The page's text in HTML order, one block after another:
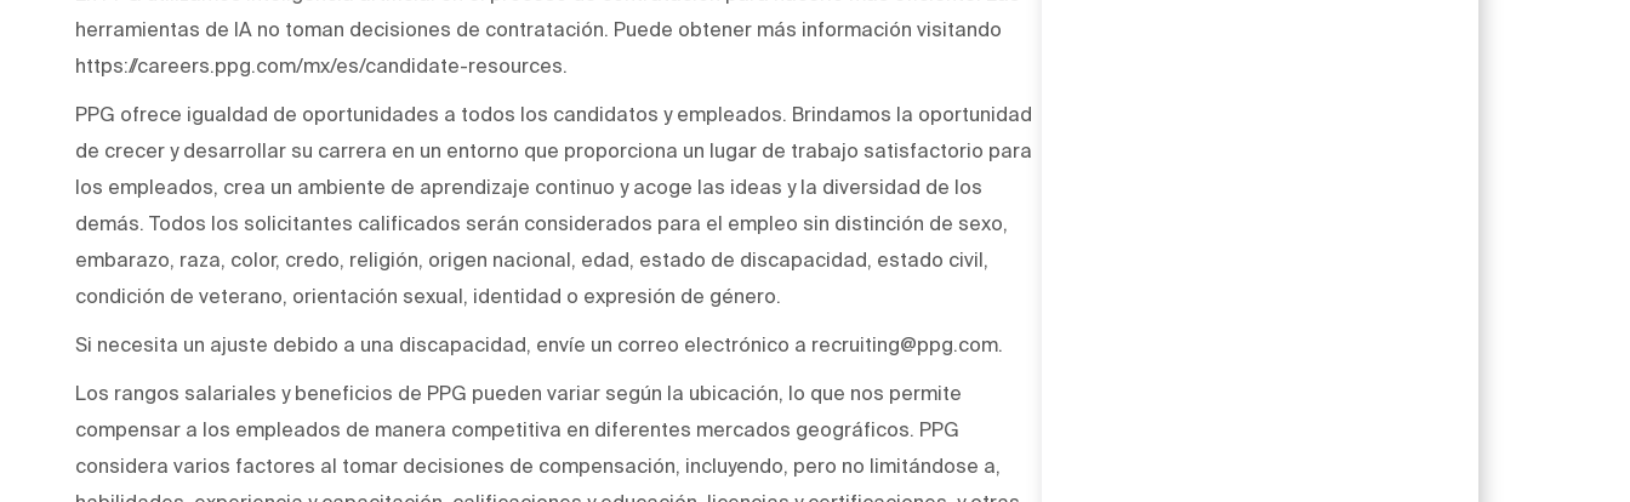
herramientas de IA no toman decisiones de contratación. Puede obtener más información visitando
https://careers.ppg.com/mx/es/candidate-resources.
PPG ofrece igualdad de oportunidades a todos los candidatos y empleados. Brindamos la oportunidad
de crecer y desarrollar su carrera en un entorno que proporciona un lugar de trabajo satisfactorio para
los empleados, crea un ambiente de aprendizaje continuo y acoge las ideas y la diversidad de los
demás. Todos los solicitantes calificados serán considerados para el empleo sin distinción de sexo,
embarazo, raza, color, credo, religión, origen nacional, edad, estado de discapacidad, estado civil,
condición de veterano, orientación sexual, identidad o expresión de género.
Si necesita un ajuste debido a una discapacidad, envíe un correo electrónico a recruiting@ppg.com.
Los rangos salariales y beneficios de PPG pueden variar según la ubicación, lo que nos permite
compensar a los empleados de manera competitiva en diferentes mercados geográficos. PPG
considera varios factores al tomar decisiones de compensación, incluyendo, pero no limitándose a,